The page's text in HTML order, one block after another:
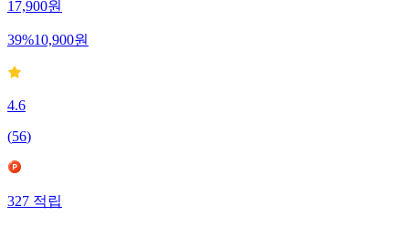
17,900원
39%10,900원
4.6
(56)
327적립